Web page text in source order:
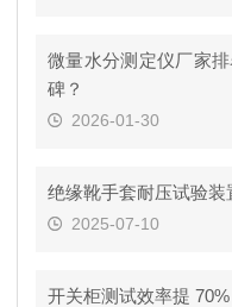
微量水分测定仪厂家
碑？
2026-01-30
绝缘靴手套耐压试验装
2025-07-10
开关柜测试效率提